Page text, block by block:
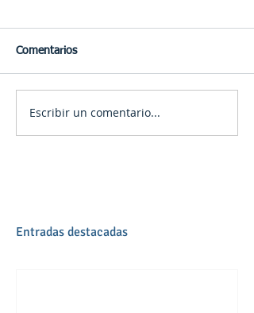
Comentarios
Escribir un comentario...
Entradas destacadas